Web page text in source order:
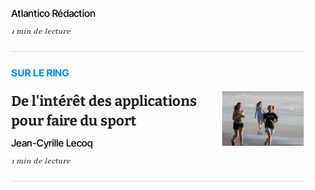
Atlantico Rédaction
1 min de lecture
SUR LE RING
De l'intérêt des applications
pour faire du sport
Jean-Cyrille Lecoq
1 min de lecture